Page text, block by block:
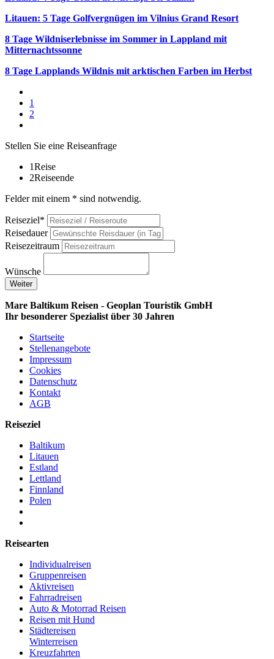
Litauen: 5 Tage Golfvergnügen im Vilnius Grand Resort
8 Tage Wildniserlebnisse im Sommer in Lappland mit
Mitternachtssonne
8 Tage Lapplands Wildnis mit arktischen Farben im Herbst
1
2
Stellen Sie eine Reiseanfrage
1Reise
2Reiseende
Felder mit einem * sind notwendig.
Reiseziel*
Reisedauer
Reisezeitraum
Wünsche
Weiter
Mare Baltikum Reisen - Geoplan Touristik GmbH
Ihr besonderer Spezialist über 30 Jahren
Startseite
Stellenangebote
Impressum
Cookies
Datenschutz
Kontakt
AGB
Reiseziel
Baltikum
Litauen
Estland
Lettland
Finnland
Polen
Reisearten
Individualreisen
Gruppenreisen
Aktivreisen
Fahrradreisen
Auto & Motorrad Reisen
Reisen mit Hund
Städtereisen
Winterreisen
Kreuzfahrten